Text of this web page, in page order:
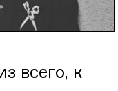
всего, к